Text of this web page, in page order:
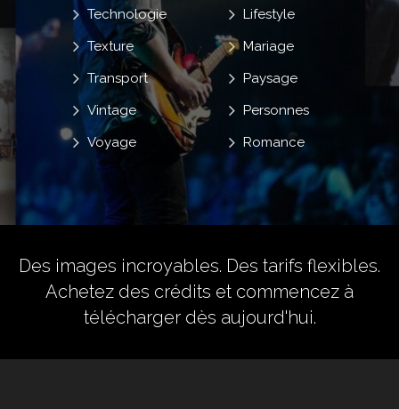
Lifestyle
Mariage
Paysage
Personnes
Romance
Technologie
Texture
Transport
Vintage
Voyage
Des images incroyables. Des tarifs flexibles.
Achetez des crédits et commencez à
télécharger dès aujourd'hui.